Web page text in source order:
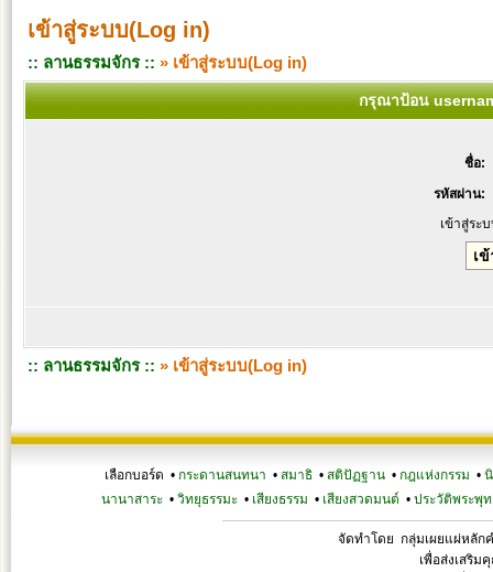
เข้าสู่ระบบ(Log in)
:: ลานธรรมจักร :: » เข้าสู่ระบบ(Log in)
กรุณาป้อน
ชื่อ:
รหัสผ่าน:
เข้าสู่ระ
:: ลานธรรมจักร :: » เข้าสู่ระบบ(Log in)
เลือกบอร์ด • กระดานสนทนา • สมาธิ • สติปัฏฐาน • กฎแห่งกรรม •
นานาสาระ• วิทยุธรรมะ• เสียงธรรม • เสียงสวดมนต์ • ประวัติพระพุท
จัดทำโดย กลุ่มเผยแผ่หลัก
เพื่อส่งเสริม